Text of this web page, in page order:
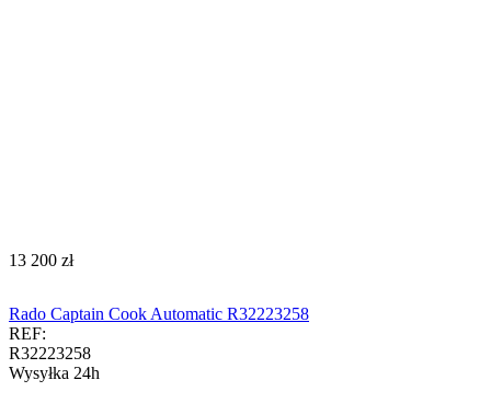
‍13 200‍ zł
Rado Captain Cook Automatic R32223258
REF:
R32223258
Wysyłka 24h